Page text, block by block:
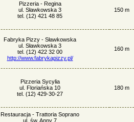
Pizzeria - Regina
ul. Sławkowska 3
tel. (12) 421 48 85
150 m
Fabryka Pizzy - Sławkowska
ul. Sławkowska 3
tel. (12) 422 32 00
http://www.fabrykapizzy.pl/
160 m
Pizzeria Sycylia
ul. Floriańska 10
tel. (12) 429-30-27
180 m
Restauracja - Trattoria Soprano
ul. św. Anny 7